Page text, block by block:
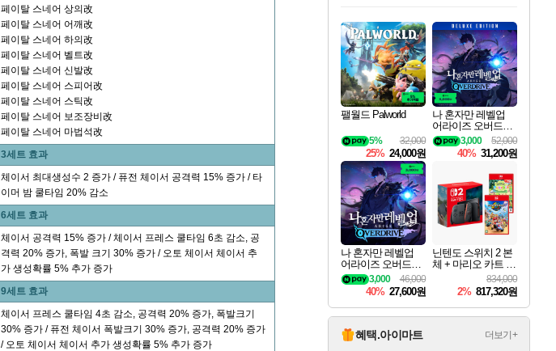
페이탈 스네어 상의改
페이탈 스네어 어깨改
페이탈 스네어 하의改
페이탈 스네어 벨트改
페이탈 스네어 신발改
페이탈 스네어 스피어改
페이탈 스네어 스틱改
페이탈 스네어 보조장비改
페이탈 스네어 마법석改
3세트 효과
체이서 최대생성수 2 증가 / 퓨전 체이서 공격력 15% 증가 / 타
이머 밤 쿨타임 20% 감소
6세트 효과
체이서 공격력 15% 증가 / 체이서 프레스 쿨타임 6초 감소, 공
격력 20% 증가, 폭발 크기 30% 증가 / 오토 체이서 체이서 추
가 생성확률 5% 추가 증가
9세트 효과
체이서 프레스 쿨타임 4초 감소, 공격력 20% 증가, 폭발크기
30% 증가 / 퓨전 체이서 폭발크기 30% 증가, 공격력 20% 증가
/ 오토 체이서 체이서 추가 생성확률 5% 추가 증가
최대 90% 할인가를 만나보세요!
네이버혜택과 함께 만나보세요!
50%할인&추가 적립까지!
네이버 혜택가와 함께 예약하세요!
할인&네이버혜택으로 만나보세요!
네이버페이 혜택과 만나보세요!
40주년 프로모션으로 만나보세요!
네이버 포인트 혜택까지!
할인가에 만나보세요!
일부 에디션 상시 할인!
혜택으로 예약 판매 중
편안하게 충전하세요
팰월드 Palworld
32,000
5%
25% 24,000원
나 혼자만 레벨업
어라이즈 오버드라
이브 디럭스 에디션
Solo Leveling Arise
Overdrive Deluxe Edi
52,000
3,000
40% 31,200원
나 혼자만 레벨업
어라이즈 오버드라
이브 Solo Leveling A
rise
46,000
3,000
40% 27,600원
닌텐도 스위치 2 본
체 + 마리오 카트 월
드 + 포켓몬 포코피
아 번들
834,000
2% 817,320원
혜택.아이마트 더보기+